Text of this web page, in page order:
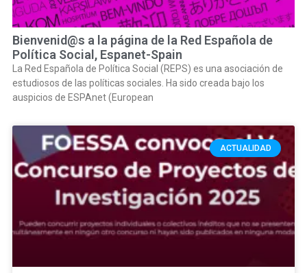
Bienvenid@s a la página de la Red Española de
Política Social, Espanet-Spain
La Red Española de Política Social (REPS) es una asociación de
estudiosos de las políticas sociales. Ha sido creada bajo los
auspicios de ESPAnet (European
ACTUALIDAD